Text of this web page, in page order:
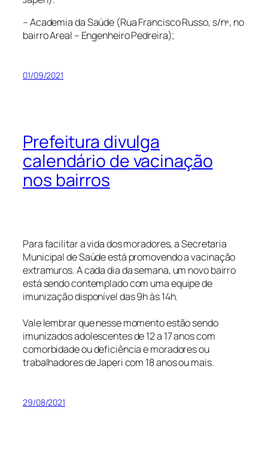
– Academia da Saúde (Rua Francisco Russo, s/nº, no
bairro Areal – Engenheiro Pedreira);
01/09/2021
Prefeitura divulga
calendário de vacinação
nos bairros
Para facilitar a vida dos moradores, a Secretaria
Municipal de Saúde está promovendo a vacinação
extramuros. A cada dia da semana, um novo bairro
está sendo contemplado com uma equipe de
imunização disponível das 9h às 14h.
Vale lembrar que nesse momento estão sendo
imunizados adolescentes de 12 a 17 anos com
comorbidade ou deficiência e moradores ou
trabalhadores de Japeri com 18 anos ou mais.
29/08/2021